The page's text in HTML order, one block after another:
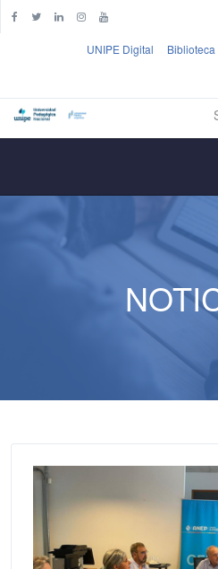
UNIPE Digital Biblioteca